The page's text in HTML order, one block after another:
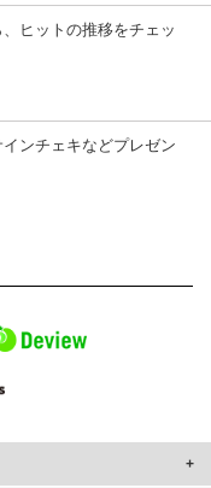
ヒットの推移をチェッ
ンチェキなどプレゼン